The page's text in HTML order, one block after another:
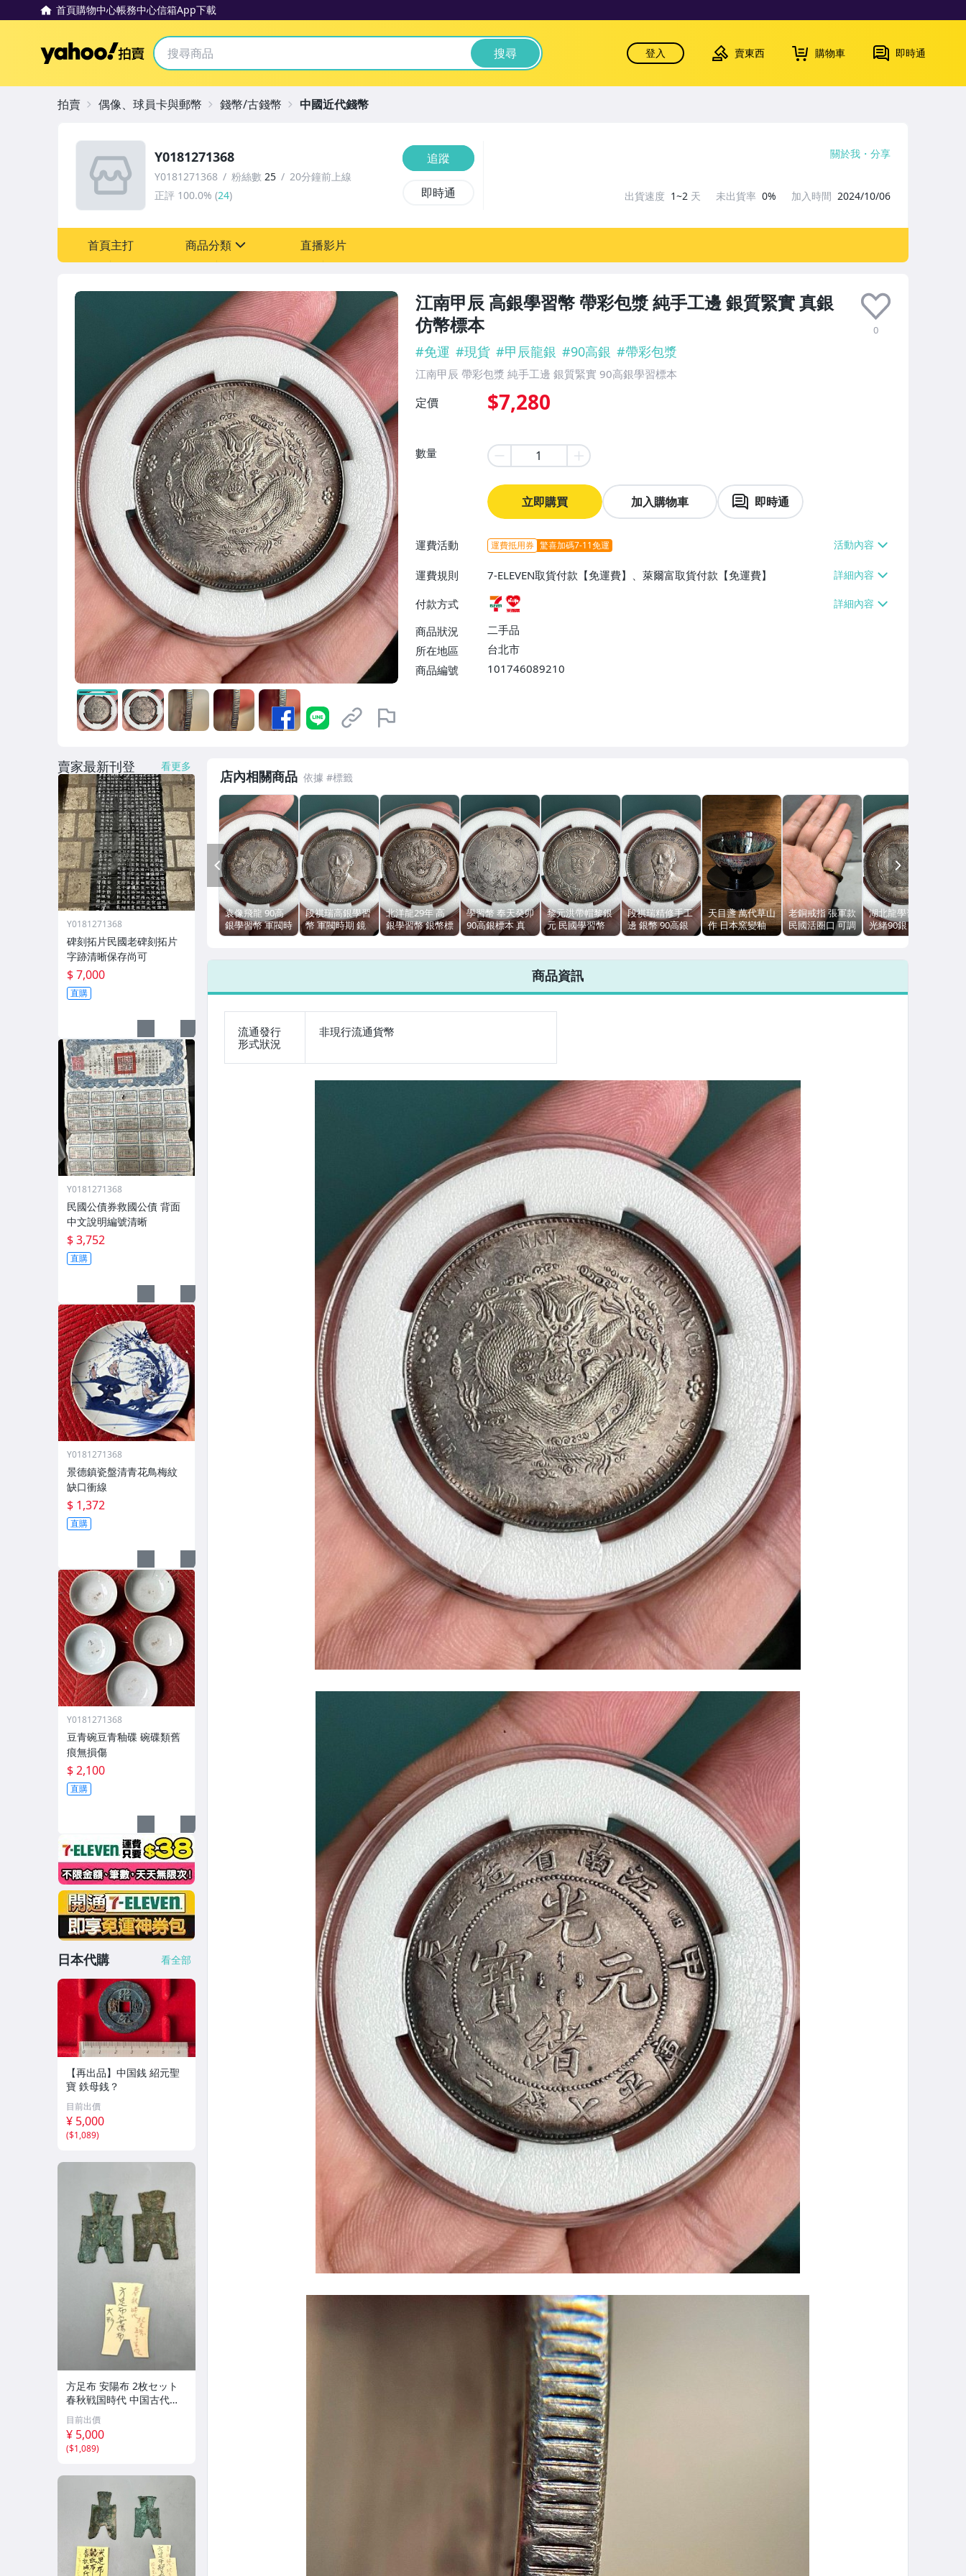
首頁購物中心帳務中心信箱App下載
Yahoo拍賣 搜尋 登入 賣東西 購物車 即時通
江南甲辰 高銀學習幣 帶彩包漿 純手工邊 銀質緊實 真銀
仿幣標本
0
#免運 #現貨 #甲辰龍銀 #90高銀 #帶彩包漿
江南甲辰 帶彩包漿 純手工邊 銀質緊實 90高銀學習標本
定價 $7,280
數量
立即購買 加入購物車 即時通
運費活動 運費抵用券 驚喜加碼7-11免運
運費規則
7-ELEVEN取貨付款【免運費】、萊爾富取貨付款【免運費】
付款方式
商品狀況
二手品
所在地區
台北市
商品編號
101746089210
Y0181271368
Y0181271368 粉絲數 25
20分鐘前上線
正評 100.0% (24)
追蹤
即時通
關於我 分享
出貨速度 1~2 天 未出貨率 0% 加入時間 2024/10/06
首頁主打 商品分類
圖書/影音/文具
古董、藝術與礦石
手機、配件與通訊
居家、家具與園藝
玩具、模型與公仔
偶像、球員卡與郵幣
女裝與服飾配件
男性精品與服飾
手錶與飾品配件
相機、攝影與周邊
運動、戶外與休閒
直播影片
拍賣 偶像、球員卡與郵幣 錢幣/古錢幣 中國近代錢幣
店內相關商品
袁像飛龍 90高
銀學習幣 軍閥時
期 精修手工邊
段祺瑞高銀學習
幣 軍閥時期 鏡
面手工邊 90銀
北洋龍29年 高
銀學習幣 銀幣標
本 清代仿幣 環
學習幣 奉天癸卯
90高銀標本 真
銀假幣 原味包漿
黎元洪帶帽黎銀
元 民國學習幣
標本 90高銀 手
段祺瑞精修手工
邊 銀幣 90高銀
標本 真銀假幣
天目盞 萬代草山
作 日本窯變釉
覆輪銅包口 茶碗
老銅戒指 張軍款
民國活圈口 可調
3.8g 內徑
湖北龍學習標本
光緒90銀 真銀
仿幣 五彩包漿
PREV
商品資訊
流通發行
形式狀況
非現行流通貨幣
賣家最新刊登 看更多
Y0181271368
碑刻拓片民國老碑刻拓片
字跡清晰保存尚可
$ 7,000
直購
Y0181271368
民國公債券救國公債 背面
中文說明編號清晰
$ 3,752
直購
Y0181271368
景德鎮瓷盤清青花鳥梅紋
缺口衝線
$ 1,372
直購
Y0181271368
豆青碗豆青釉碟 碗碟類舊
痕無損傷
$ 2,100
直購
日本代購 看全部
【再出品】中国銭 紹元聖
寶 鉄母銭？
目前出價
¥ 5,000
($1,089)
方足布 安陽布 2枚セット
春秋戦国時代 中国古代銭
貨 布貨 布幣 銅銭 古銭 コ
レクション 貨幣
目前出價
¥ 5,000
($1,089)